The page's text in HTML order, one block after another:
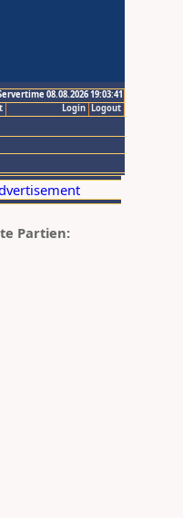
08.08.2026 19:03:41
Logout
Login
Partien: